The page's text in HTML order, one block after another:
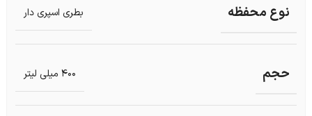
نوع محفظه بطری اسپری دار
حجم 400 میلی لیتر